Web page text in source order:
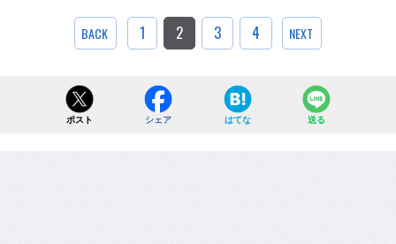
BACK 1 2 3 4 NEXT
ポスト シェア はてな 送る